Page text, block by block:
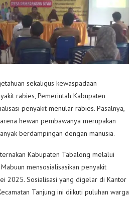
sekaligus kewaspadaan
rabies, Pemerintah Kabupaten
penyakit menular rabies. Pasalnya,
hewan pembawanya merupakan
berdampingan dengan manusia.
Kabupaten Tabalong melalui
mensosialisasikan penyakit
2025. Sosialisasi yang digelar di Kantor
Tanjung ini diikuti puluhan warga